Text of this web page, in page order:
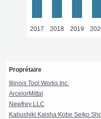
2017 2018 2019
Proprétaire
Illinois Tool Works Inc.
ArcelorMittal
Newfrey LLC
Kabushiki Kaisha Kobe Seiko